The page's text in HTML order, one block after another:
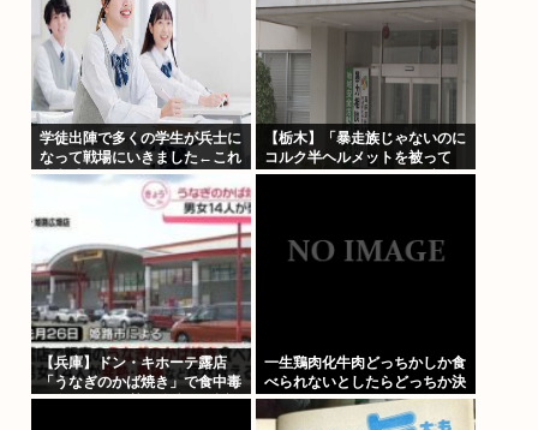
学徒出陣で多くの学生が兵士に
なって戦場にいきました←これ
違和感しかないんだが
【栃木】「暴走族じゃないのに
コルク半ヘルメットを被って
た」と因縁をつけて暴行 少年
【兵庫】ドン・キホーテ露店
「うなぎのかば焼き」で食中毒
男女14人が発熱や腹痛など訴
一生鶏肉化牛肉どっちかしか食
べられないとしたらどっちか決
めれる？